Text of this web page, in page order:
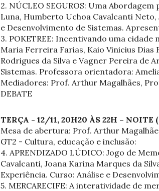
2. NÚCLEO SEGUROS: Uma
Luna, Humberto Uchoa Cavalcanti
e Desenvolvimento de Sistemas.
3. POKETREE: Incentivando uma
Maria Ferreira Farias, Kaio Vinicius Dias
Rodrigues da Silva e Vagner Pereira de
Sistemas. Professora orientadora:
Mediadores: Prof. Arthur Magalhães,
DEBATE
TERÇA - 12/11, 20H20 ÀS 22H – NOITE
Mesa de abertura: Prof. Arthur
GT2 - Cultura, educação e inclusão:
4. APRENDIZADO LÚDICO: Jogo de
Cavalcanti, Joana Karina Marques da
Experiência. Curso: Análise e
5. MERCARECIFE: A interatividade de